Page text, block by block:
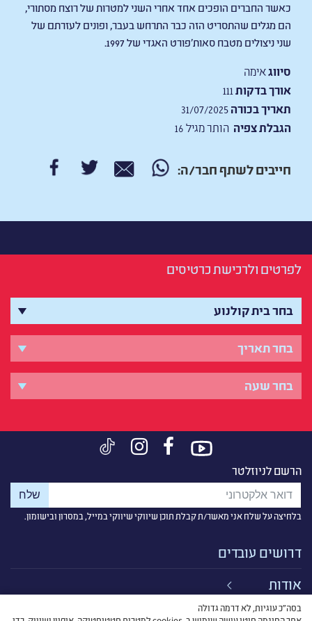
כאשר החברים הופכים אחד אחרי השני למטרות של רוצח מסתורי,
הם מגלים שהתסריט הזה כבר התרחש בעבר, ופונים לעזרתם של
שני ניצולים מטבח סאות’פורט האגדי של 1997.
סיווגאימה
אורך בדקות
תאריך בכורה
הגבלת צפיה הותר מגיל 16
חייבים לשתף חבר/ה:
לפרטים ולרכישת כרטיסים
הרשם לניוזלטר
בלחיצה על שלח אני מאשר/ת קבלת תוכן שיווקי שיווקי במייל, במסרון ובישומון.
דרושים עובדים
אודות
קישורים
בסה״כ עוגיות, לא דרמה גדולה